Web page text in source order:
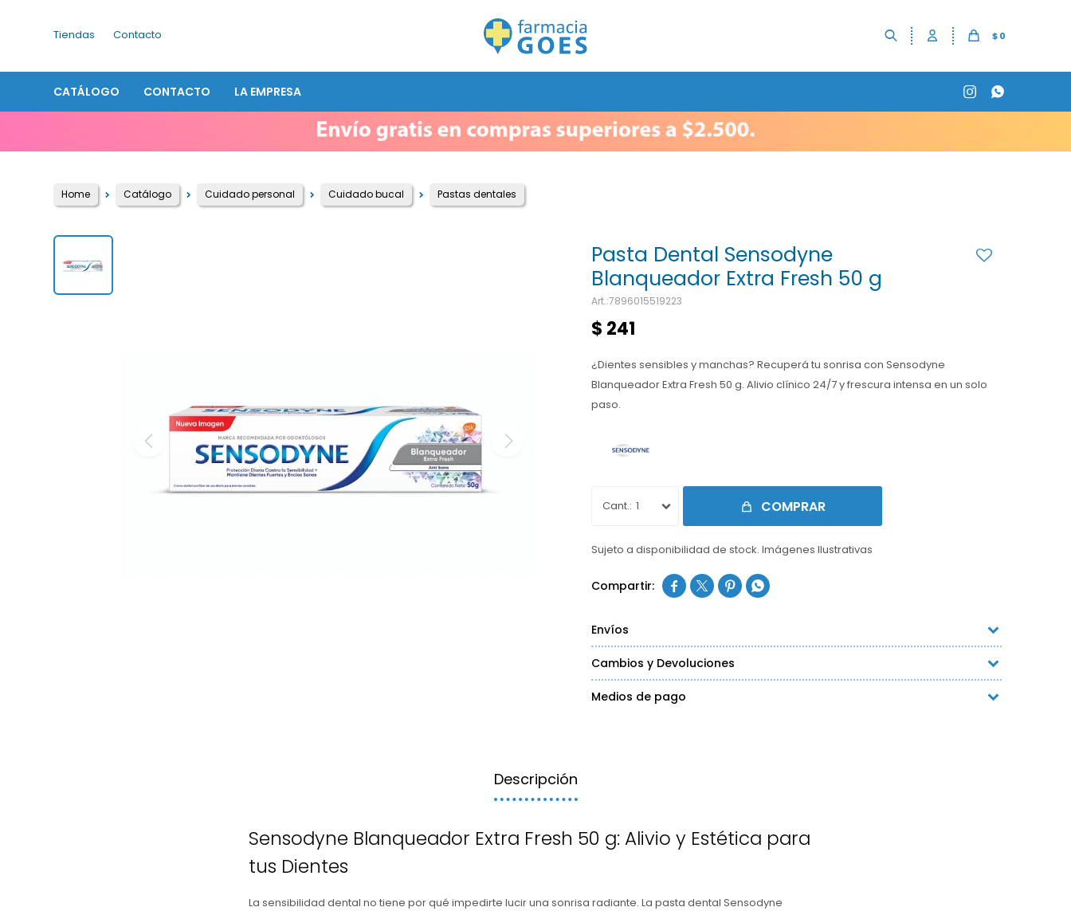
CATÁLOGO CONTACTO LA EMPRESA
$0
 
Tiendas Contacto
Home Catálogo Cuidado personal Cuidado bucal Pastas dentales
Pasta Dental Sensodyne
Blanqueador Extra Fresh 50 g
7896015519223
$ 241
¿Dientes sensibles y manchas? Recuperá tu sonrisa con Sensodyne
Blanqueador Extra Fresh 50 g. Alivio clínico 24/7 y frescura intensa en un solo
paso.
1 COMPRAR
Sujeto a disponibilidad de stock. Imágenes Ilustrativas
   
Envíos
Cambios y Devoluciones
Medios de pago
Descripción
Sensodyne Blanqueador Extra Fresh 50 g: Alivio y Estética para
tus Dientes
La sensibilidad dental no tiene por qué impedirte lucir una sonrisa radiante. La pasta dental Sensodyne